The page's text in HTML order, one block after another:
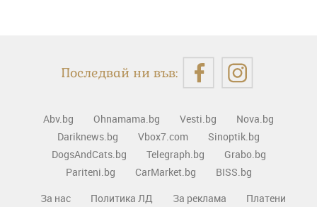
Последвай ни във:
Abv.bg Ohnamama.bg Vesti.bg
Nova.bg
Dariknews.bg
Vbox7.com
Sinoptik.bg
DogsAndCats.bg
Telegraph.bg
Grabo.bg
Pariteni.bg
CarMarket.bg
BISS.bg
За нас
Политика ЛД За реклама
Платени